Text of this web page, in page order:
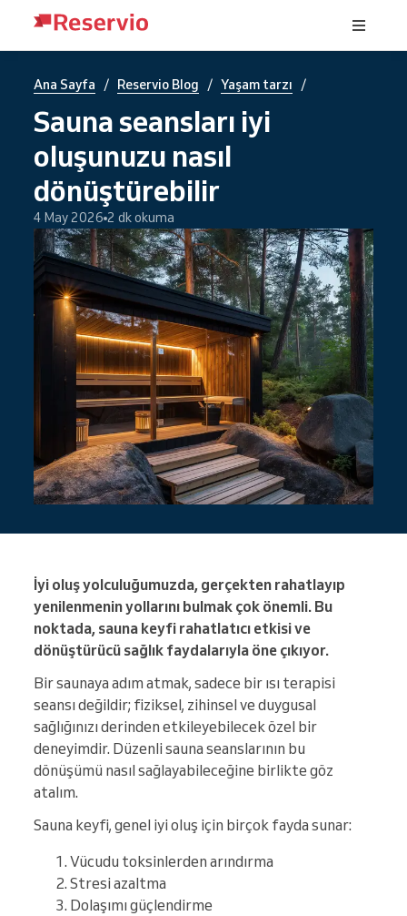
Ana Sayfa / Reservio Blog / Yaşam tarzı /
Sauna seansları iyi
oluşunuzu nasıl
dönüştürebilir
4 May 2026 2 dk okuma
İyi oluş yolculuğumuzda, gerçekten rahatlayıp
yenilenmenin yollarını bulmak çok önemli. Bu
noktada, sauna keyfi rahatlatıcı etkisi ve
dönüştürücü sağlık faydalarıyla öne çıkıyor.
Bir saunaya adım atmak, sadece bir ısı terapisi
seansı değildir; fiziksel, zihinsel ve duygusal
sağlığınızı derinden etkileyebilecek özel bir
deneyimdir. Düzenli sauna seanslarının bu
dönüşümü nasıl sağlayabileceğine birlikte göz
atalım.
Sauna keyfi, genel iyi oluş için birçok fayda sunar:
Vücudu toksinlerden arındırma
Stresi azaltma
Dolaşımı güçlendirme